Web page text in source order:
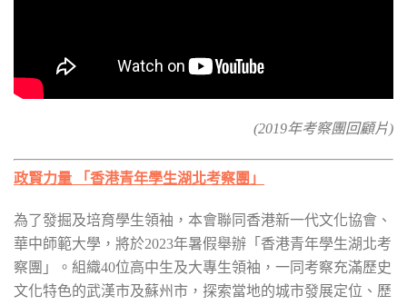
(2019年考察團回顧片)
政賢力量 「香港青年學生湖北考察團 」
為了發掘及培育學生領袖，本會聯同香港新一代文化協會、
華中師範大學，將於2023年暑假舉辦「香港青年學生湖北考
察團」。組織40位高中生及大專生領袖，一同考察充滿歷史
文化特色的武漢市及蘇州市，探索當地的城市發展定位、歷